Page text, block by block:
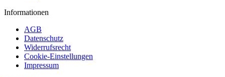
Informationen
AGB
Datenschutz
Widerrufsrecht
Cookie-Einstellungen
Impressum